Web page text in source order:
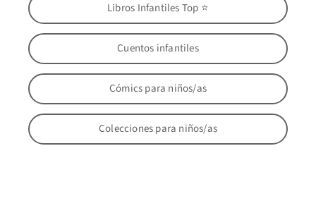
Libros Infantiles Top ⭐
Cuentos infantiles
Cómics para niños/as
Colecciones para niños/as